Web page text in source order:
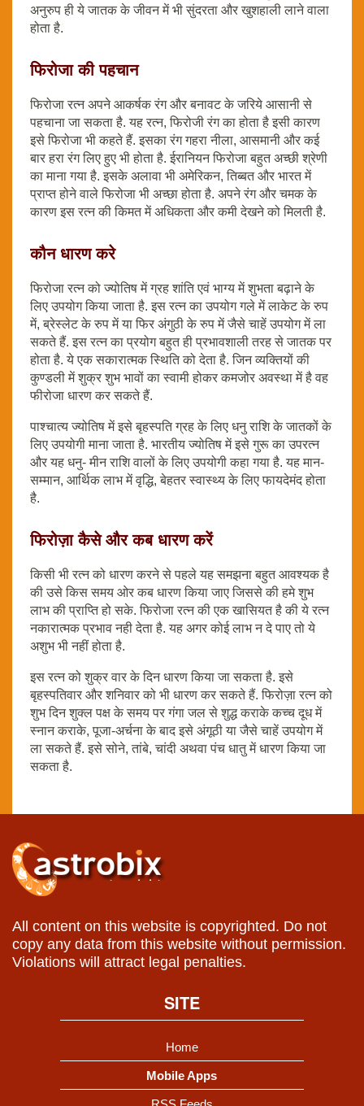
अनुरुप ही ये जातक के जीवन में भी सुंदरता और खुशहाली लाने वाला
होता है.
फिरोजा की पहचान
फिरोजा रत्न अपने आकर्षक रंग और बनावट के जरिये आसानी से
पहचाना जा सकता है. यह रत्न, फिरोजी रंग का होता है इसी कारण
इसे फिरोजा भी कहते हैं. इसका रंग गहरा नीला, आसमानी और कई
बार हरा रंग लिए हुए भी होता है. ईरानियन फिरोजा बहुत अच्छी श्रेणी
का माना गया है. इसके अलावा भी अमेरिकन, तिब्‍बत और भारत में
प्राप्त होने वाले फिरोजा भी अच्छा होता है. अपने रंग और चमक के
कारण इस रत्न की किमत में अधिकता और कमी देखने को मिलती है.
कौन धारण करे
फिरोजा रत्न को ज्योतिष में ग्रह शांति एवं भाग्य में शुभता बढ़ाने के
लिए उपयोग किया जाता है. इस रत्न का उपयोग गले में लाकेट के रुप
में, ब्रेस्लेट के रुप में या फिर अंगुठी के रुप में जैसे चाहें उपयोग में ला
सकते हैं. इस रत्न का प्रयोग बहुत ही प्रभावशाली तरह से जातक पर
होता है. ये एक सकारात्मक स्थिति को देता है. जिन व्यक्तियों की
कुण्डली में शुक्र शुभ भावों का स्वामी होकर कमजोर अवस्था में है वह
फीरोजा धारण कर सकते हैं.
पाश्चात्य ज्‍योतिष में इसे बृहस्पति ग्रह के लिए धनु राशि के जातकों के
लिए उपयोगी माना जाता है. भारतीय ज्‍योतिष में इसे गुरू का उपरत्‍न
और यह धनु- मीन राशि वालों के लिए उपयोगी कहा गया है. यह मान-
सम्‍मान, आर्थिक लाभ में वृद्धि, बेहतर स्वास्थ्य के लिए फायदेमंद होता
है.
फिरोज़ा कैसे और कब धारण करें
किसी भी रत्न को धारण करने से पहले यह समझना बहुत आवश्यक है
की उसे किस समय ओर कब धारण किया जाए जिससे की हमे शुभ
लाभ की प्राप्ति हो सके. फिरोजा रत्न की एक खासियत है की ये रत्न
नकारात्मक प्रभाव नही देता है. यह अगर कोई लाभ न दे पाए तो ये
अशुभ भी नहीं होता है.
इस रत्न को शुक्र वार के दिन धारण किया जा सकता है. इसे
बृहस्पतिवार और शनिवार को भी धारण कर सकते हैं. फिरोज़ा रत्न को
शुभ दिन शुक्ल पक्ष के समय पर गंगा जल से शुद्ध कराके कच्च दूध में
स्नान कराके, पूजा-अर्चना के बाद इसे अंगूठी या जैसे चाहें उपयोग में
ला सकते हैं. इसे सोने, तांबे, चांदी अथवा पंच धातु में धारण किया जा
सकता है.
All content on this website is copyrighted. Do not
copy any data from this website without permission.
Violations will attract legal penalties.
SITE
Home
Mobile Apps